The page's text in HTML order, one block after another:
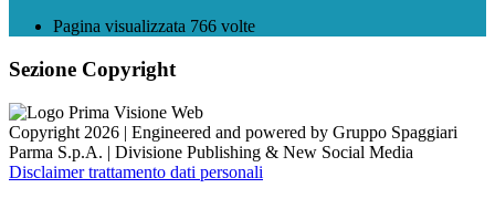
Pagina visualizzata 766 volte
Sezione Copyright
Copyright 2026 | Engineered and powered by Gruppo Spaggiari
Parma S.p.A. | Divisione Publishing & New Social Media
Disclaimer trattamento dati personali